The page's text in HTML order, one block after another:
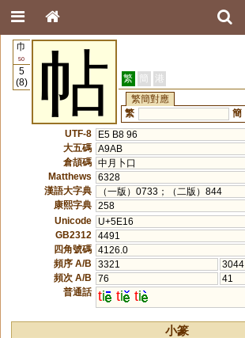
巾
50
5
(8)
帖 繁 簡 港
繁簡對應
繁
簡
UTF-8
E5 B8 96
大五碼 A9AB
倉頡碼 中月卜口
Matthews
6328
漢語大字典
（一版）0733；（二版）844
康熙字典 258
Unicode
U+5E16
GB2312
4491
四角號碼 4126.0
頻序 A/B
3321
3044
頻次 A/B
76
41
普通話 ti ti ti
小篆